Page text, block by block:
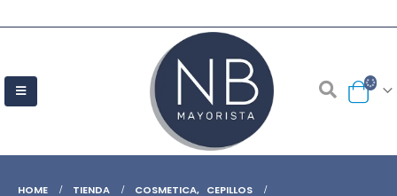
HOME TIENDA COSMETICA, CEPILLOS